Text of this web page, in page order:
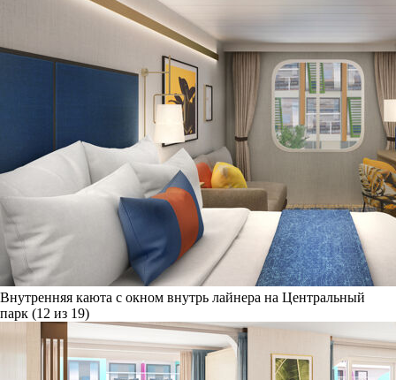
Внутренняя каюта с окном внутрь лайнера на Центральный
парк (12 из 19)